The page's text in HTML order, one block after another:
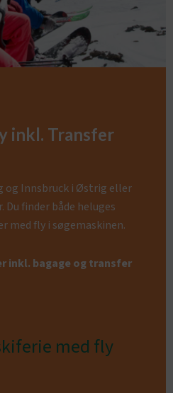
inkl. Transfer
og Innsbruck i Østrig eller
Du finder både heluges
med fly i søgemaskinen.
inkl. bagage og transfer
med fly